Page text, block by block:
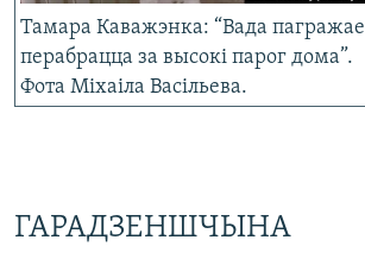
Тамара Каважэнка: “Вада пагражае
перабрацца за высокі парог дома”.
Фота Міхаіла Васільева.
ГАРАДЗЕНШЧЫНА